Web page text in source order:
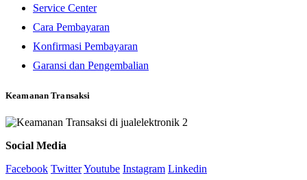
Service Center
Cara Pembayaran
Konfirmasi Pembayaran
Garansi dan Pengembalian
Keamanan Transaksi
Social Media
Facebook TwitterYoutube Instagram Linkedin